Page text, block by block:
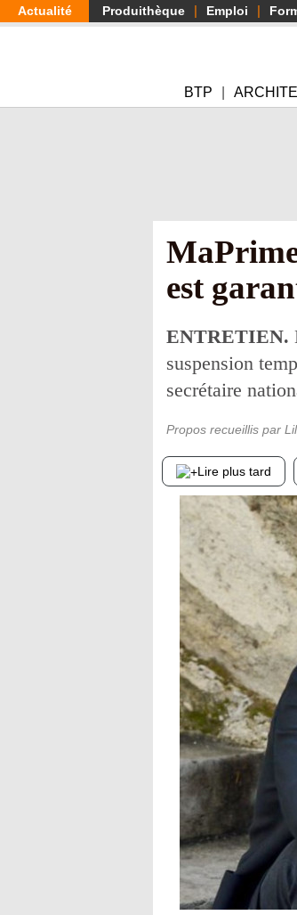
Aller
au
Actualité Produithèque Emploi
BTP
est
ENTRETIEN.
suspension
secrétaire
Propos recueillis par
Lire plus tard